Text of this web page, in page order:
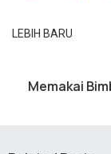
LEBIH BARU
Memakai